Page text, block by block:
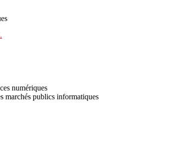
numériques
marchés publics informatiques